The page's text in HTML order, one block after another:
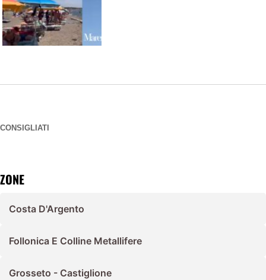
CONSIGLIATI
ZONE
Costa D'Argento
Follonica E Colline Metallifere
Grosseto - Castiglione